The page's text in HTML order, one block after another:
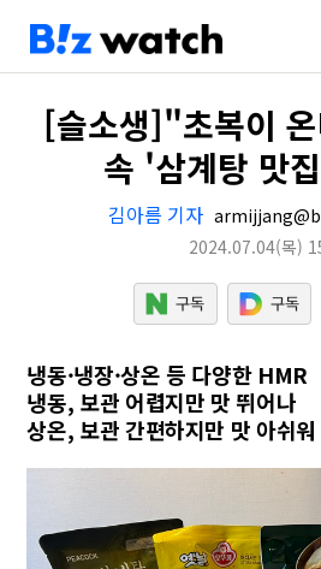
[슬소생]"초복이
속 '삼계탕 맛
김아름 기자
2024.07.04(목)
냉동·냉장·상온 등 다양한 HMR
냉동, 보관 어렵지만 맛 뛰어나
상온, 보관 간편하지만 맛 아쉬워